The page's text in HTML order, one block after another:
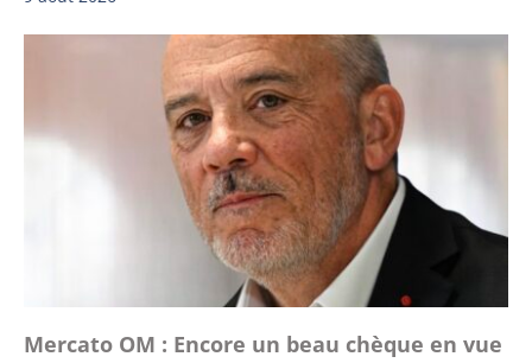
Mercato OM : Encore un beau chèque en vue